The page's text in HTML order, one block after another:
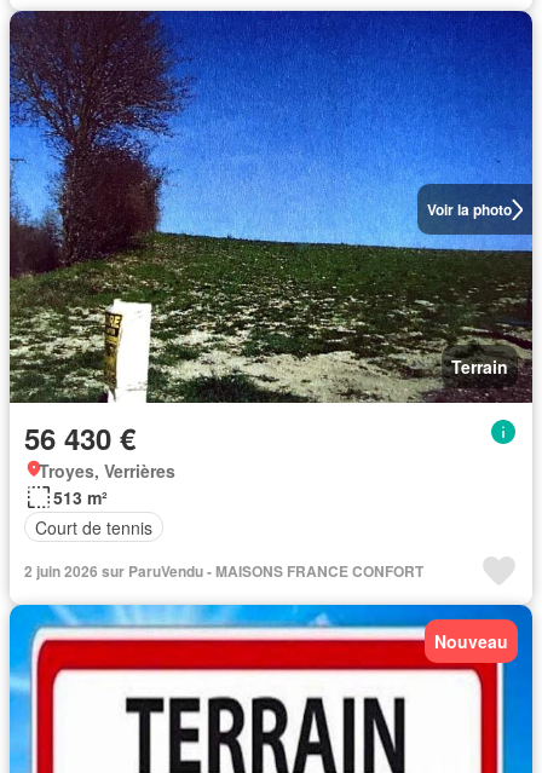
Voir la photo
Terrain
56 430 €
Troyes, Verrières
513 m²
Court de tennis
2 juin 2026 sur ParuVendu - MAISONS FRANCE CONFORT
Nouveau